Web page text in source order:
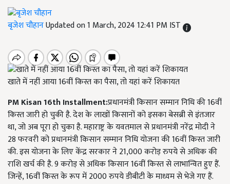
बृजेश चौहानUpdated on 1 March, 2024 12:41 PM IST
खाते में नहीं आया 16वीं किस्त का पैसा, तो यहां करें शिकायत
PM Kisan 16th Installment:प्रधानमंत्री किसान सम्मान निधि की 16वीं
किस्त जारी हो चुकी है. देश के लाखों किसानों को इसका बेसब्री से इंतजार
था, जो अब पूरा हो चुका है. महाराष्ट्र के यवतमाल से प्रधानमंत्री नरेंद्र मोदी ने
28 फरवरी को प्रधानमंत्री किसान सम्मान निधि योजना की 16वीं किस्त जारी
की. इस योजना के लिए केंद्र सरकार ने 21,000 करोड़ रुपये से अधिक की
राशि खर्च की है. 9 करोड़ से अधिक किसान 16वीं किस्त से लाभान्वित हुए हैं.
जिन्हें, 16वीं किस्त के रूप में 2000 रुपये डीबीटी के माध्यम से भेजे गए हैं.